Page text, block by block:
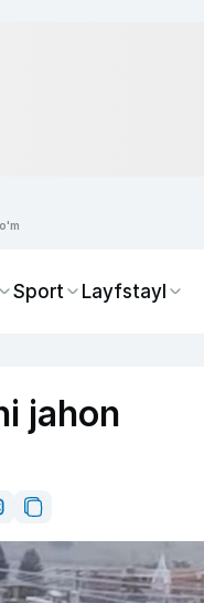
Sport Layfstayl
jahon